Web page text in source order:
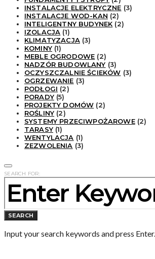
INSTALACJE ELEKTRYCZNE (3)
INSTALACJE WOD-KAN (2)
INTELIGENTNY BUDYNEK (2)
IZOLACJA (1)
KLIMATYZACJA(3)
KOMINY(1)
MEBLE OGRODOWE (2)
NADZÓR BUDOWLANY (3)
OCZYSZCZALNIE ŚCIEKÓW (3)
OGRZEWANIE (3)
PODŁOGI (2)
PORADY(5)
PROJEKTY DOMÓW (2)
ROŚLINY (2)
SYSTEMY PRZECIWPOŻAROWE(2)
TARASY(1)
WENTYLACJA (1)
ZEZWOLENIA (3)
SEARCH FOR:
SEARCH
Input your search keywords and press Enter.